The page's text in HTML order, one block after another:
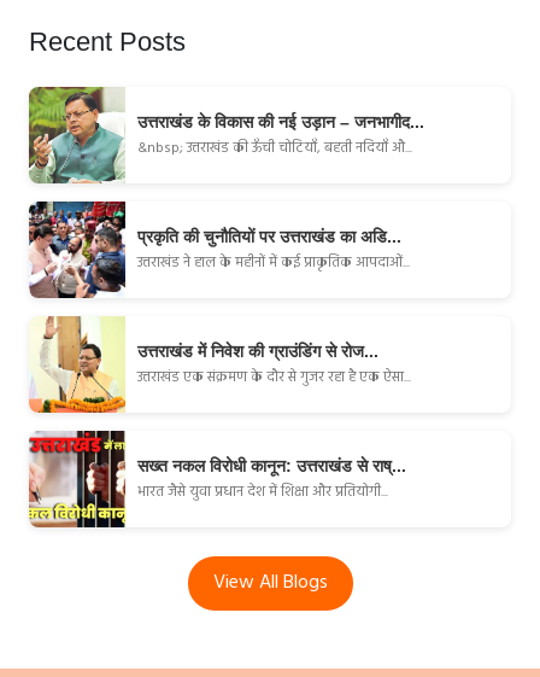
Recent Posts
उत्तराखंड के विकास की नई उड़ान – जनभागीद...
&nbsp; उत्तराखंड की ऊँची चोटियाँ, बहती नदियाँ औ...
प्रकृति की चुनौतियों पर उत्तराखंड का अडि...
उत्तराखंड ने हाल के महीनों में कई प्राकृतिक आपदाओं...
उत्तराखंड में निवेश की ग्राउंडिंग से रोज...
उत्तराखंड एक संक्रमण के दौर से गुजर रहा है एक ऐसा...
सख्त नकल विरोधी कानून: उत्तराखंड से राष्...
भारत जैसे युवा प्रधान देश में शिक्षा और प्रतियोगी...
View All Blogs